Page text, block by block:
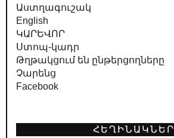
Աստղագուշակ
English
ԿԱՐԵՎՈՐ
Ստոպ-կադր
Թղթակցում են ընթերցողները
Չարենց
Facebook
ՀԵՂԻՆԱԿՆԵՐ